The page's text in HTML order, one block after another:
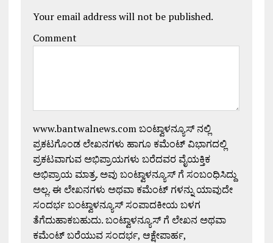
Your email address will not be published.
Comment
www.bantwalnews.com ಬಂಟ್ವಾಳನ್ಯೂಸ್ ನಲ್ಲಿ
ಪ್ರಕಟಗೊಂಡ ಲೇಖನಗಳು ಹಾಗೂ ಕಮೆಂಟ್ ವಿಭಾಗದಲ್ಲಿ
ಪ್ರಕಟವಾಗುವ ಅಭಿಪ್ರಾಯಗಳು ಬರೆದವರ ವೈಯಕ್ತಿಕ
ಅಭಿಪ್ರಾಯ ಮಾತ್ರ. ಅವು ಬಂಟ್ವಾಳನ್ಯೂಸ್ ಗೆ ಸಂಬಂಧಿಸಿದ್ದು
ಅಲ್ಲ. ಈ ಲೇಖನಗಳು ಅಥವಾ ಕಮೆಂಟ್ ಗಳನ್ನು ಯಾವುದೇ
ಸಂದರ್ಭ ಬಂಟ್ವಾಳನ್ಯೂಸ್ ಸಂಪಾದಕೀಯ ಬಳಗ
ತೆಗೆದುಹಾಕಬಹುದು. ಬಂಟ್ವಾಳನ್ಯೂಸ್ ಗೆ ಲೇಖನ ಅಥವಾ
ಕಮೆಂಟ್ ಬರೆಯುವ ಸಂದರ್ಭ, ಆಕ್ಷೇಪಾರ್ಹ,